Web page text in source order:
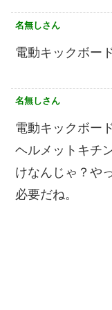
名無しさん
電動キックボー
名無しさん
電動キックボー
ヘルメットキチ
けなんじゃ？や
必要だね。